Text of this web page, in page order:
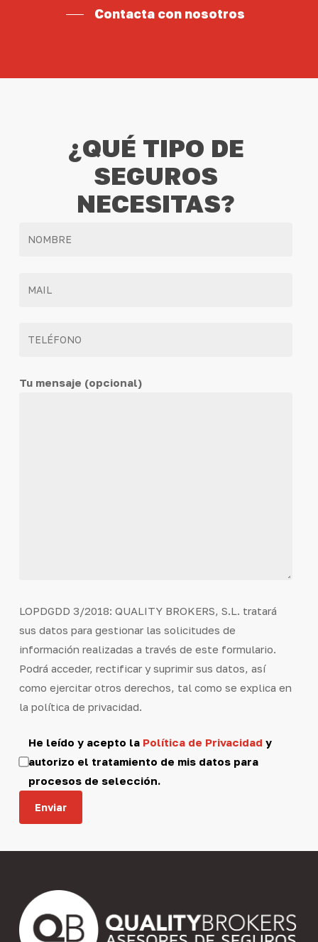
Contacta con nosotros
¿QUÉ TIPO DE
SEGUROS
NECESITAS?
Tu mensaje (opcional)
LOPDGDD 3/2018: QUALITY BROKERS, S.L. tratará
sus datos para gestionar las solicitudes de
información realizadas a través de este formulario.
Podrá acceder, rectificar y suprimir sus datos, así
como ejercitar otros derechos, tal como se explica en
la política de privacidad.
He leído y acepto la Política de Privacidad y
autorizo el tratamiento de mis datos para
procesos de selección.